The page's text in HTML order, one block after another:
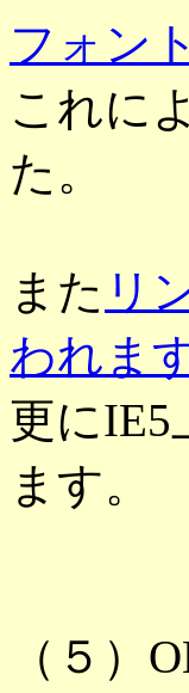
フォン
これに
た。
また リ
われま
更にIE5
ます。
（５）